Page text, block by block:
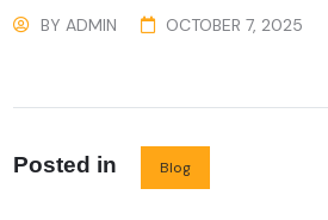
BYADMIN OCTOBER 7, 2025
Posted in Blog